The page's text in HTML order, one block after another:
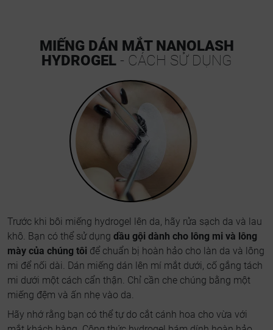
MIẾNG DÁN MẮT NANOLASH
HYDROGEL - CÁCH SỬ DỤNG
Trước khi bôi miếng hydrogel lên da, hãy rửa sạch da và lau
khô. Bạn có thể sử dụng dầu gội dành cho lông mi và lông
mày của chúng tôi để chuẩn bị hoàn hảo cho làn da và lông
mi để nối dài. Dán miếng dán lên mí mắt dưới, cố gắng tách
mi dưới một cách cẩn thận. Chỉ cần che chúng bằng một
miếng đệm và ấn nhẹ vào da.
Hãy nhớ rằng bạn có thể tự do cắt cánh hoa cho vừa với